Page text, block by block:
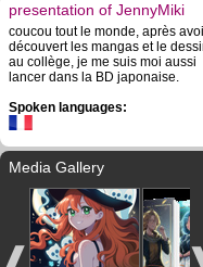
presentation of JennyMiki
coucou tout le monde, après
découvert les mangas et le
au collège, je me suis moi aussi
lancer dans la BD japonaise.
Spoken languages:
Media Gallery